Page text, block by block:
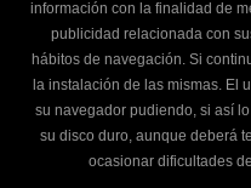
¿Eres un taller
Escríbenos y te
Buscador de talleres.
Infórmate
información con la finalidad de
publicidad relacionada con
hábitos de navegación. Si
la instalación de las mismas. El
su navegador pudiendo, si así
su disco duro, aunque deberá
ocasionar dificultades